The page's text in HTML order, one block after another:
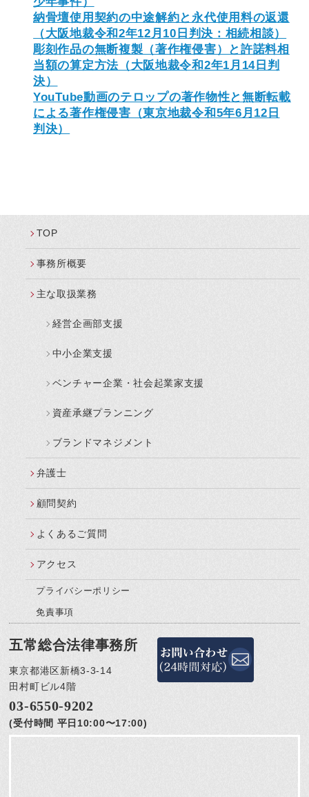
納骨壇使用契約の中途解約と永代使用料の返還
（大阪地裁令和2年12月10日判決：相続相談）
彫刻作品の無断複製（著作権侵害）と許諾料相
当額の算定方法（大阪地裁令和2年1月14日判
決）
YouTube動画のテロップの著作物性と無断転載
による著作権侵害（東京地裁令和5年6月12日
判決）
TOP
事務所概要
主な取扱業務
経営企画部支援
中小企業支援
ベンチャー企業・社会起業家支援
資産承継プランニング
ブランドマネジメント
弁護士
顧問契約
よくあるご質問
アクセス
プライバシーポリシー
免責事項
五常総合法律事務所
東京都港区新橋3-3-14
田村町ビル4階
03-6550-9202
(受付時間 平日10:00〜17:00)